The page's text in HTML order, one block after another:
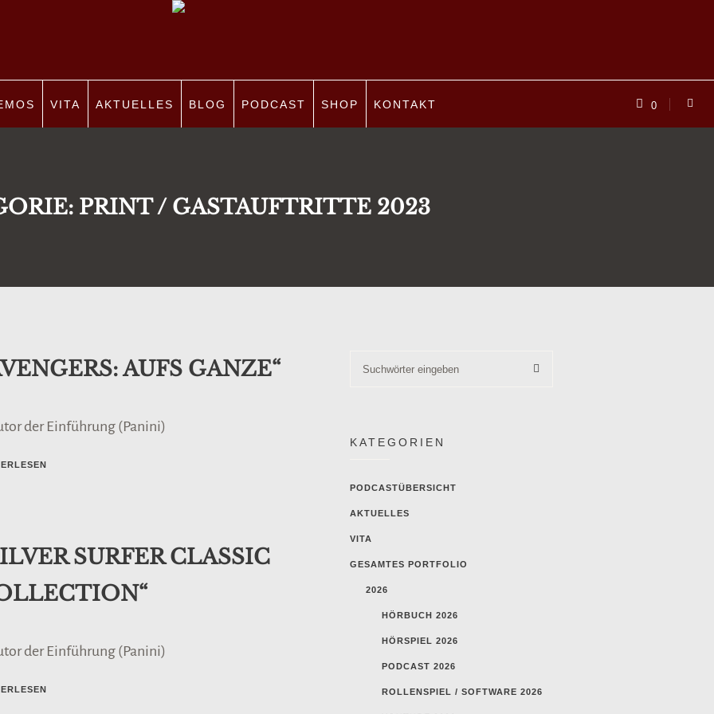
0
VITA AKTUELLES BLOG PODCAST SHOP KONTAKT
PRINT / GASTAUFTRITTE 2023
AUFS GANZE“
der Einführung (Panini)
SURFER CLASSIC
der Einführung (Panini)
KATEGORIEN
PODCASTÜBERSICHT
AKTUELLES
VITA
GESAMTES PORTFOLIO
2026
HÖRBUCH 2026
HÖRSPIEL 2026
PODCAST 2026
ROLLENSPIEL / SOFTWARE 2026